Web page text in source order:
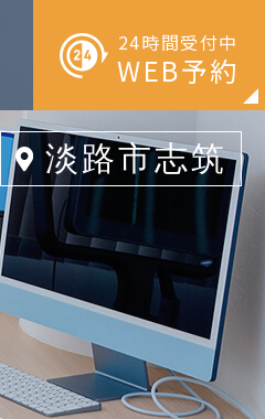
淡路市志筑
24時間受付中
WEB予約